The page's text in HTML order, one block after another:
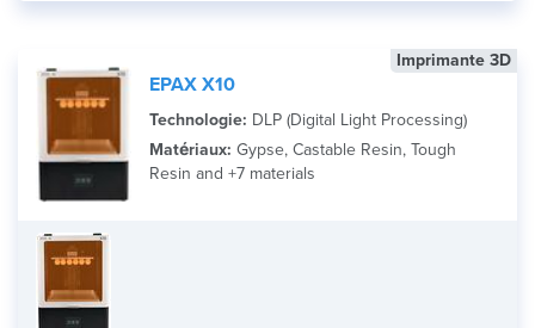
Imprimante 3D
EPAX X10
Technologie: DLP (Digital Light Processing)
Matériaux: Gypse, Castable Resin, Tough
Resin and +7 materials